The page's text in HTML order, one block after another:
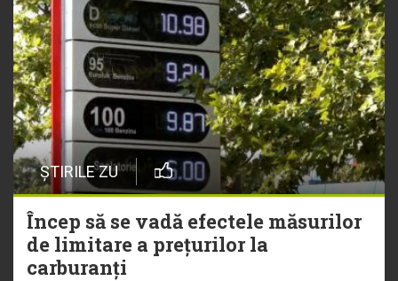
ȘTIRILE ZU
Încep să se vadă efectele măsurilor
de limitare a prețurilor la
carburanți